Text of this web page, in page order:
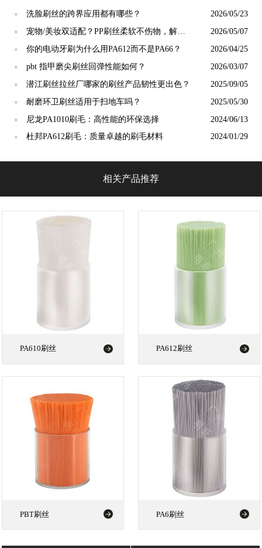
● 洗脸刷丝的跨界应用都有哪些？ 2026/05/23
●
宠物/美妆双适配？PP刷丝柔软不伤物，解锁
小众应用新场景
2026/05/07
● 你的电动牙刷为什么用PA612而不是PA66？ 2026/04/25
● pbt 指甲磨尖刷丝回弹性能如何？ 2026/03/07
● 潜江刷丝拉丝厂哪家的刷丝产品韧性更出色？ 2025/09/05
● 耐磨环卫刷丝适用于扫地车吗？ 2025/05/30
● 尼龙PA1010刷毛：高性能的环保选择 2024/06/13
● 杜邦PA612刷毛：质量卓越的刷毛材料 2024/01/29
相关产品推荐
PA610刷丝 PA612刷丝
PBT刷丝 PA6刷丝